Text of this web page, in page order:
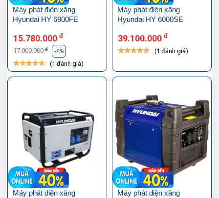
Máy phát điện xăng
Hyundai HY 6800FE
15.780.000 đ
17.000.000đ -7%
(1 đánh giá)
Máy phát điện xăng
Hyundai HY 6000SE
39.100.000 đ
(1 đánh giá)
Máy phát điện xăng Máy phát điện xăng